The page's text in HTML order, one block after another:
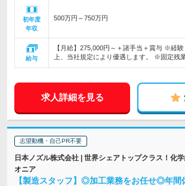
初年度
年収
500万円～750万円
給与
【月給】275,000円～＋諸手当＋賞与 ※経
上、当社規定により優遇します。 ※固定残
求人詳細を見る
志望動機・自己PR不要
日本ノズル株式会社 | 世界シェアトップクラス！化
オニア
【製造スタッフ】◎加工業務をお任せ◎年